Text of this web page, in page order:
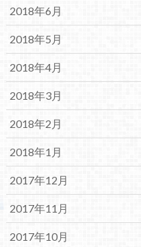
2018年6月
2018年5月
2018年4月
2018年3月
2018年2月
2018年1月
2017年12月
2017年11月
2017年10月